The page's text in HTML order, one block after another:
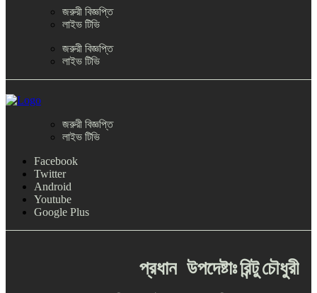
জরুরী বিজ্ঞপ্তি
লাইভ টিভি
জরুরী বিজ্ঞপ্তি
লাইভ টিভি
জরুরী বিজ্ঞপ্তি
লাইভ টিভি
Facebook
Twitter
Android
Youtube
Google Plus
প্রধান উপদেষ্টাঃরিন্টুচৌধুরী